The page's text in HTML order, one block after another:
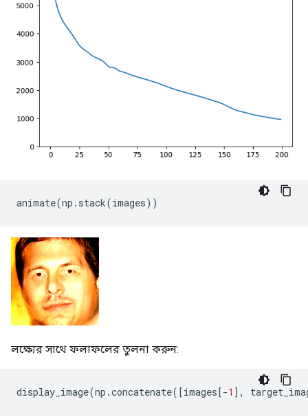
animate(np . stack(images))
লক্ষ্যের সাথে ফলাফলের তুলনা করুন:
display_image(np .concatenate([images[-1 ],